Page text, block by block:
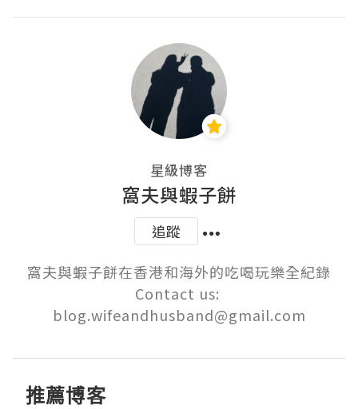
星級博客
窩夫與蝦子餅
追蹤
窩夫與蝦子餅在香港和海外的吃喝玩樂全紀錄
Contact us:
blog.wifeandhusband@gmail.com
推薦博客